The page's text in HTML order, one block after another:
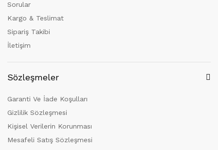
Sorular
Kargo & Teslimat
Sipariş Takibi
İletişim
Sözleşmeler
Garanti Ve İade Koşulları
Gizlilik Sözleşmesi
Kişisel Verilerin Korunması
Mesafeli Satış Sözleşmesi